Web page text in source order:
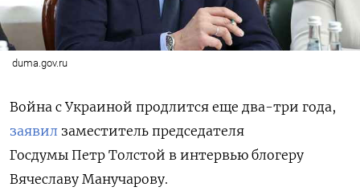
duma.gov.ru
Война с Украиной продлится еще два-три года,
заявил заместитель председателя
Госдумы Петр Толстой в интервью блогеру
Вячеславу Манучарову.